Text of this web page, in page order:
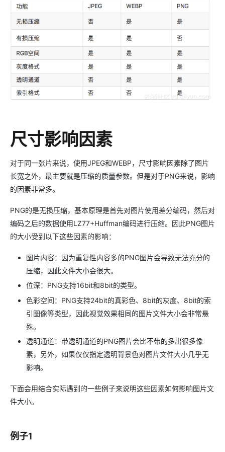
尺寸影响因素
对于同一张片来说，使用JPEG和WEBP，尺寸影响因素除了图片
长宽之外，最主要就是压缩的质量参数。但是对于PNG来说，影响
的因素非常多。
PNG的是无损压缩，基本原理是首先对图片使用差分编码，然后对
编码之后的数据使用LZ77+Huffman编码进行压缩。因此PNG图片
的大小受到以下这些因素的影响：
图片内容：因为重复性内容多的PNG图片会导致无法充分的
压缩，因此文件大小会很大。
位深：PNG支持16bit和8bit的类型。
色彩空间：PNG支持24bit的真彩色、8bit的灰度、8bit的索
引图像等类型，因此视觉效果相同的图片文件大小会非常悬
殊。
透明通道：带透明通道的PNG图片会比不带的多出很多像
素，另外，如果仅仅指定透明背景色对图片文件大小几乎无
影响。
下面会用结合实际遇到的一些例子来说明这些因素如何影响图片文
件大小。
例子1